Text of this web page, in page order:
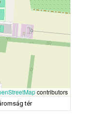
contributors
tér